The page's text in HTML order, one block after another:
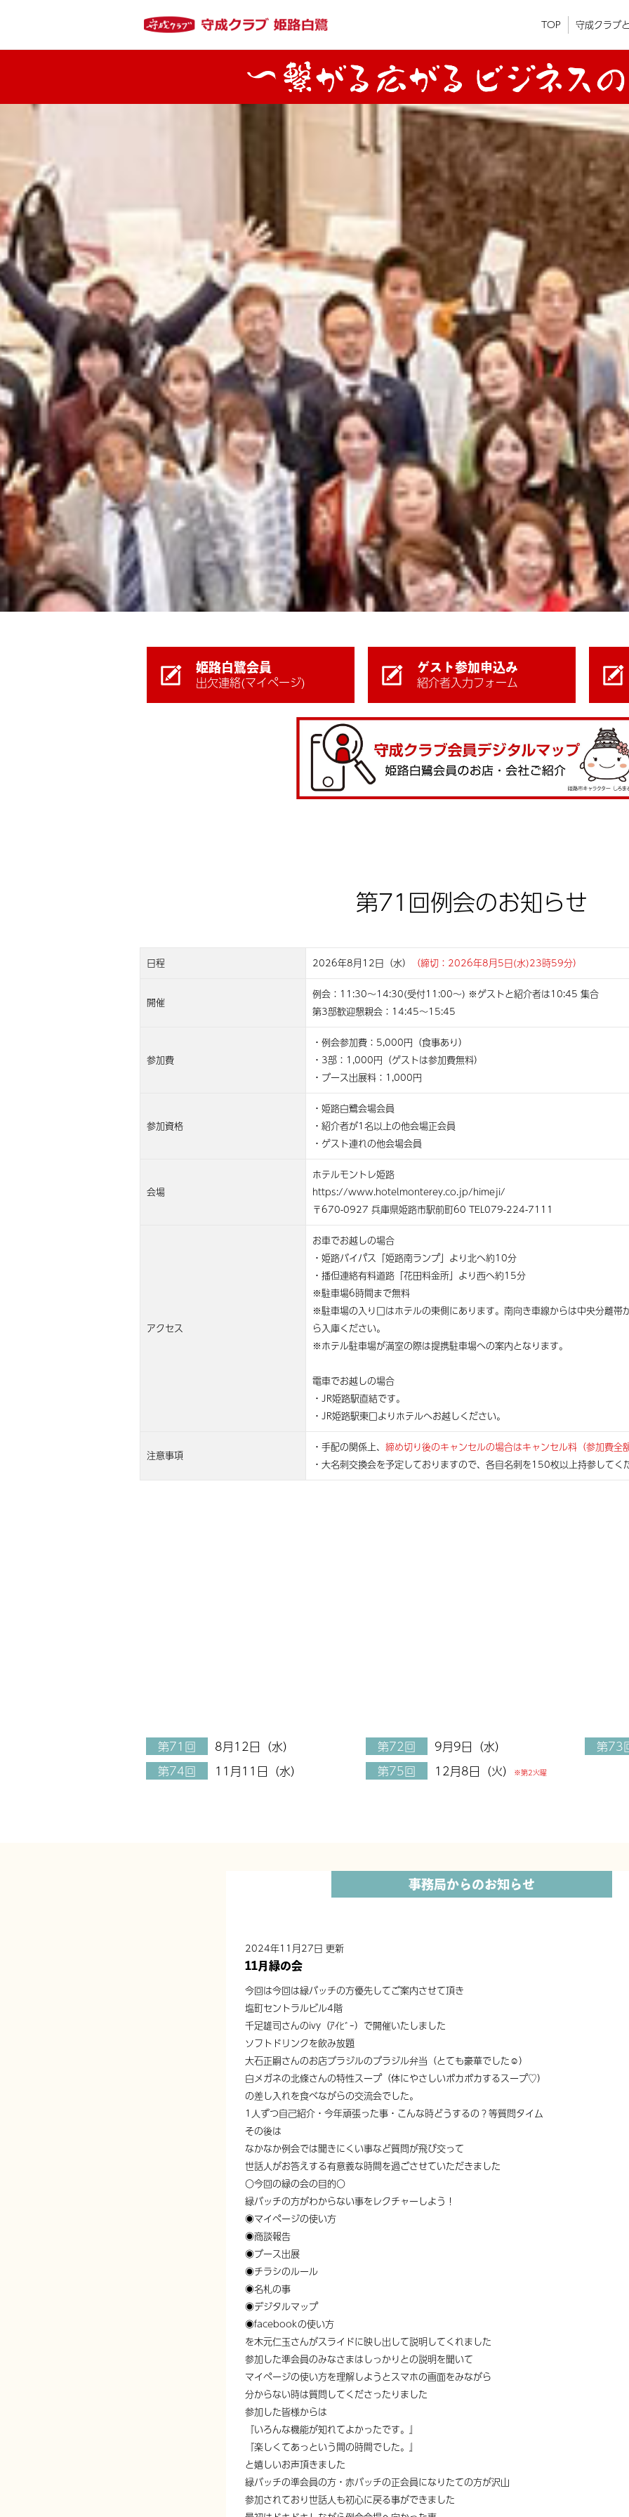
TOP 守成クラブ
姫路白鷺会員
出欠連絡(マイページ)
ゲスト参加申込み
紹介者入力フォーム
第71回例会のお知らせ
日程 2026年8月12日（水） （締切：2026年8月5日(水)23時59分）
開催
例会：11:30〜14:30(受付11:00〜) ※ゲストと紹介者は10:45 集合
第3部歓迎懇親会：14:45〜15:45
参加費
・例会参加費：5,000円（食事あり）
・3部：1,000円（ゲストは参加費無料）
・ブース出展料：1,000円
参加資格
・姫路白鷺会場会員
・紹介者が1名以上の他会場正会員
・ゲスト連れの他会場会員
会場
ホテルモントレ姫路
https://www.hotelmonterey.co.jp/himeji/
〒670-0927 兵庫県姫路市駅前町60 TEL079-224-7111
アクセス
お車でお越しの場合
・姫路バイパス「姫路南ランプ」より北へ約10分
・播但連絡有料道路「花田料金所」より西へ約15分
※駐車場6時間まで無料
※駐車場の入り口はホテルの東側にあります。南向き車線からは中央分離帯
ら入庫ください。
※ホテル駐車場が満室の際は提携駐車場への案内となります。
電車でお越しの場合
・JR姫路駅直結です。
・JR姫路駅東口よりホテルへお越しください。
注意事項
・手配の関係上、締め切り後のキャンセルの場合はキャンセル料（参加費全
・大名刺交換会を予定しておりますので、各自名刺を150枚以上持参してく
第71回 8月12日（水） 第72回 9月9日（水） 第73
第74回
11月11日（水） 第75回 12月8日（火） ※第2火曜
事務局からのお知らせ
2024年11月27日 更新
11月緑の会
今回は今回は緑バッチの方優先してご案内させて頂き
塩町セントラルビル4階
千足雄司さんのivy（ｱｲﾋﾞｰ）で開催いたしました
ソフトドリンクを飲み放題
大石正嗣さんのお店ブラジルのブラジル弁当（とても豪華でした☺）
白メガネの北條さんの特性スープ（体にやさしいポカポカするスープ♡）
の差し入れを食べながらの交流会でした。
1人ずつ自己紹介・今年頑張った事・こんな時どうするの？等質問タイム
その後は
なかなか例会では聞きにくい事など質問が飛び交って
世話人がお答えする有意義な時間を過ごさせていただきました
〇今回の緑の会の目的〇
緑バッチの方がわからない事をレクチャーしよう！
◉マイページの使い方
◉商談報告
◉ブース出展
◉チラシのルール
◉名札の事
◉デジタルマップ
◉facebookの使い方
を木元仁玉さんがスライドに映し出して説明してくれました
参加した準会員のみなさまはしっかりとの説明を聞いて
マイページの使い方を理解しようとスマホの画面をみながら
分からない時は質問してくださったりました
参加した皆様からは
『いろんな機能が知れてよかったです。』
『楽しくてあっという間の時間でした。』
と嬉しいお声頂きました
緑バッチの準会員の方・赤バッチの正会員になりたての方が沢山
参加されており世話人も初心に戻る事ができました